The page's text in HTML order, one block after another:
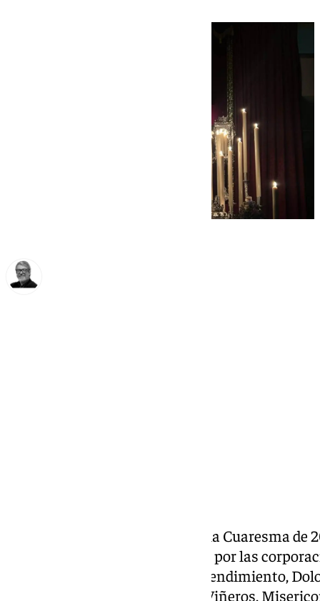
Este segundo fin de semana de la Cuaresma de
cultos y conciertos organizados por las
cofradías y hermandades del Prendimiento,
Esperanza, Penas, Santa Cruz, Viñeros,